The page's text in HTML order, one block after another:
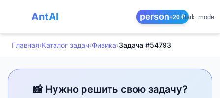
AntAI person+20 ₽dark_mode
Главная›Каталог задач›Физика›Задача #54793
📸 Нужно решить свою задачу?